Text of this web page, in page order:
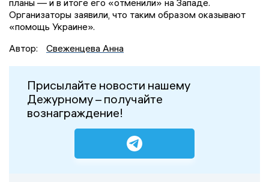
Организаторы заявили, что таким образом оказывают
«помощь Украине».
Автор:
Свеженцева Анна
Присылайте новости нашему
Дежурному – получайте
вознаграждение!